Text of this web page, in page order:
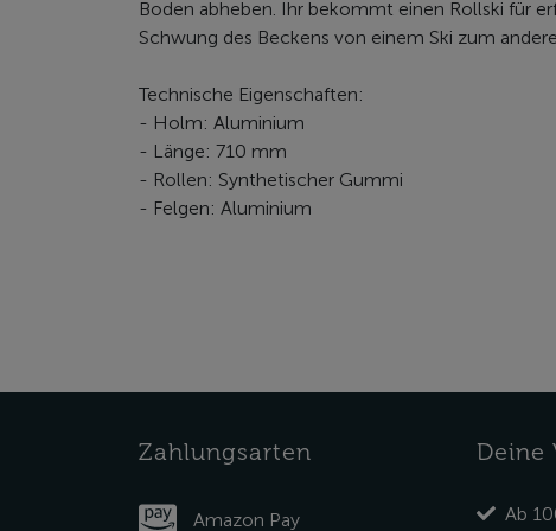
Boden abheben. Ihr bekommt einen Rollski für
Schwung des Beckens von einem Ski zum
Technische Eigenschaften:
- Holm: Aluminium
- Länge: 710 mm
- Rollen: Synthetischer Gummi
- Felgen: Aluminium
Zahlungsarten
Amazon Pay
Deine
Ab